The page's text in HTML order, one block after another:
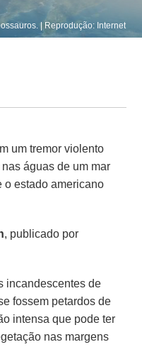
| Reprodução: Internet
um tremor violento
nas águas de um mar
o estado americano
, publicado por
incandescentes de
fossem petardos de
intensa que pode ter
nas margens